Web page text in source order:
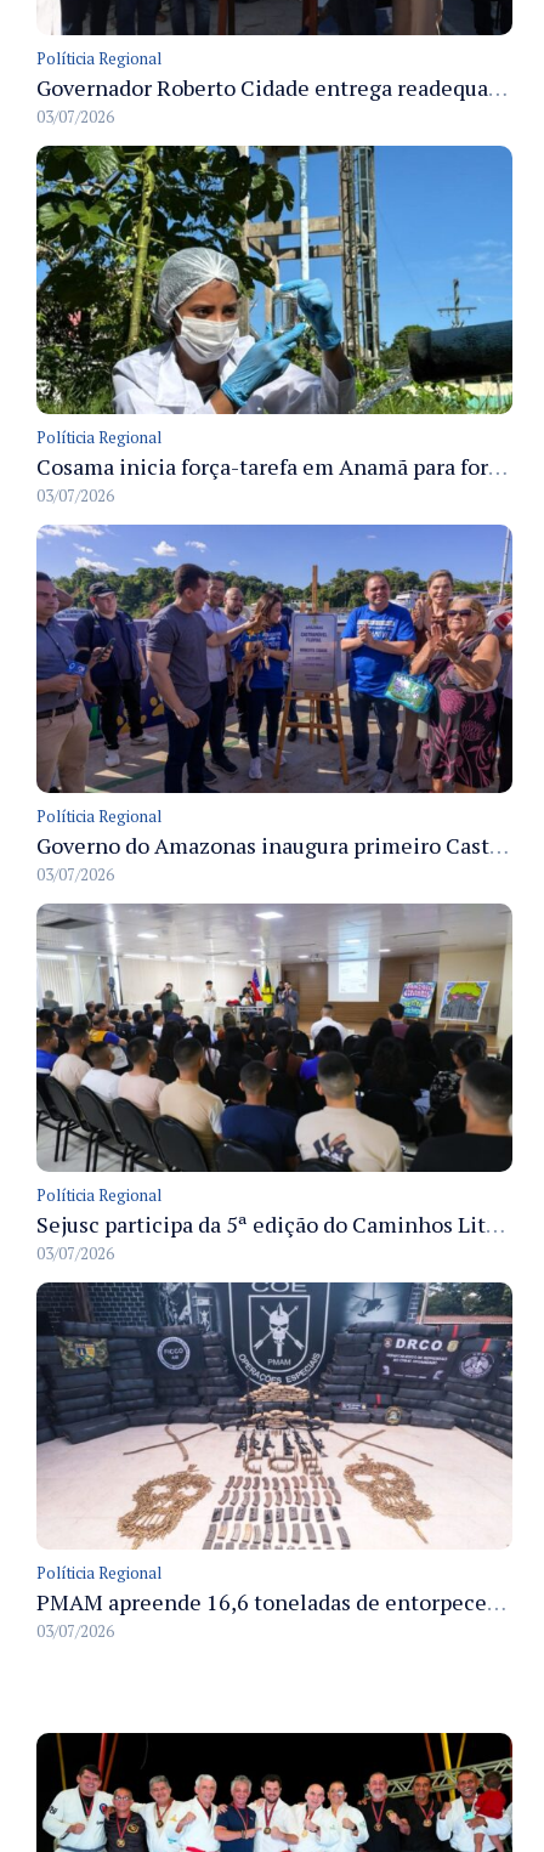
Políticia Regional
Governador Roberto Cidade entrega readequação do ambulatório da FCecon e amplia capacidade de atendimento oncológico em Manaus
03/07/2026
Políticia Regional
Cosama inicia força-tarefa em Anamã para fortalecer abastecimento de água e segurança hídrica da população
03/07/2026
Políticia Regional
Governo do Amazonas inaugura primeiro Castramóvel Fluvial para atendimento veterinário às comunidades ribeirinhas e castração gratuita
03/07/2026
Políticia Regional
Sejusc participa da 5ª edição do Caminhos Literários com foco na cultura hip-hop nas unidades socioeducativas
03/07/2026
Políticia Regional
PMAM apreende 16,6 toneladas de entorpecentes e registra aumento nas prisões em flagrante e nas capturas de foragidos no primeiro semestre de 2026
03/07/2026